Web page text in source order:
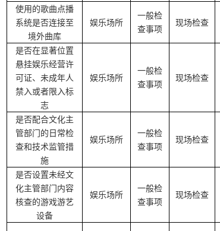
使用的歌曲点播
系统是否连接至
境外曲库
娱乐场所
一般检
查事项
现场检查
是否在显著位置
悬挂娱乐经营许
可证、未成年人
禁入或者限入标
志
娱乐场所
一般检
查事项
现场检查
是否配合文化主
管部门的日常检
查和技术监管措
施
娱乐场所
一般检
查事项
现场检查
是否设置未经文
化主管部门内容
核查的游戏游艺
设备
娱乐场所
一般检
查事项
现场检查